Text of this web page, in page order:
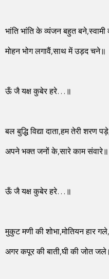
भांति भांति के व्यंजन बहुत
मोहन भोग लगावैं,साथ में उड़द चने॥
ऊँ जै यक्ष कुबेर हरे…॥
बल बुद्धि विद्या दाता,हम तेरी शरण
अपने भक्त जनों के,सारे काम संवारे॥
ऊँ जै यक्ष कुबेर हरे…॥
मुकुट मणी की शोभा,मोतियन हार
अगर कपूर की बाती,घी की जोत